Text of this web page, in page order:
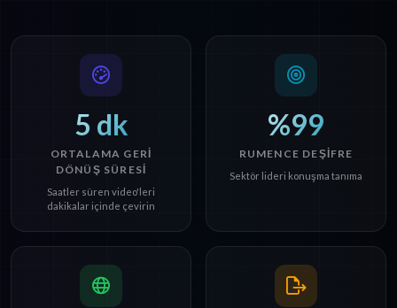
5 dk
ORTALAMA GERI
DÖNÜŞ SÜRESI
Saatler süren video'leri
dakikalar içinde çevirin
%99
RUMENCE DEŞIFRE
Sektör lideri konuşma tanıma